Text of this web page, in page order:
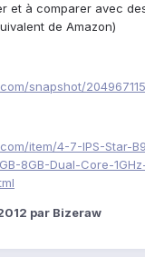
et à comparer avec
de Amazon)
snapshot/
item/4-7-IPS-Star-
8GB-Dual-Core-
par Bizeraw